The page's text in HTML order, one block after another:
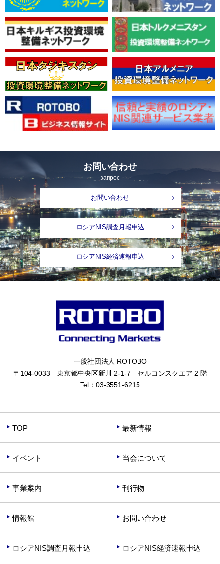
お問い合わせ
запрос
お問い合わせ
ロシアNIS調査月報申込
ロシアNIS経済速報申込
一般社団法人 ROTOBO
〒104-0033 東京都中央区新川 2-1-7 セルコンスクエア 2 階
Tel： 03-3551-6215
TOP 最新情報
イベント 当会について
事業案内 刊行物
情報館 お問い合わせ
ロシアNIS調査月報申込 ロシアNIS経済速報申込